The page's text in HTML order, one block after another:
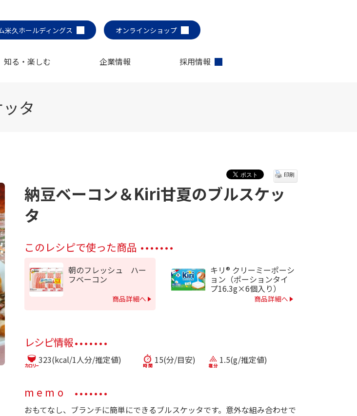
米久ホールディングス
オンラインショップ
知る・楽しむ 企業情報 採用情報
タ
納豆ベーコン＆Kiri甘夏のブルスケッ
タ
印刷
このレシピで使った商品
朝のフレッシュ ハー
フベーコン
商品詳細へ
キリ® クリーミーポーシ
ョン（ポーションタイ
プ16.3g×6個入り）
商品詳細へ
レシピ情報
323(kcal/1人分/推定値) 15(分/目安) 1.5(g/推定値)
memo
おもてなし、ブランチに簡単にできるブルスケッタです。意外な組み合わせで